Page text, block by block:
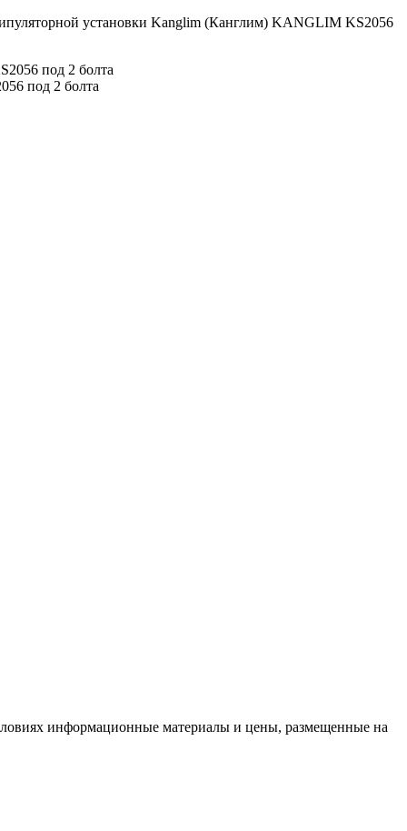
установки Kanglim (Канглим) KANGLIM KS2056
под 2 болта
информационные материалы и цены, размещенные на